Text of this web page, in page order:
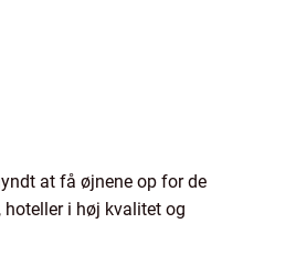
at få øjnene op for de
i høj kvalitet og